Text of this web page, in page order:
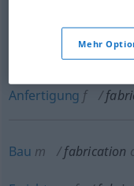
Herstellungf
Anfertigung f
Bau m fabrication
Mehr